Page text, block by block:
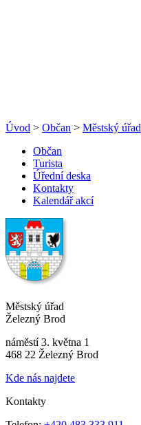
Úvod > Občan > Městský úřad
Občan
Turista
Úřední deska
Kontakty
Kalendář akcí
Městský úřad
Železný Brod
náměstí 3. května 1
468 22 Železný Brod
Kde nás najdete
Kontakty